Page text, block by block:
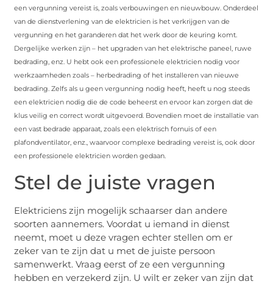
een vergunning vereist is, zoals verbouwingen en nieuwbouw. Onderdeel
van de dienstverlening van de elektricien is het verkrijgen van de
vergunning en het garanderen dat het werk door de keuring komt.
Dergelijke werken zijn – het upgraden van het elektrische paneel, ruwe
bedrading, enz. U hebt ook een professionele elektricien nodig voor
werkzaamheden zoals – herbedrading of het installeren van nieuwe
bedrading. Zelfs als u geen vergunning nodig heeft, heeft u nog steeds
een elektricien nodig die de code beheerst en ervoor kan zorgen dat de
klus veilig en correct wordt uitgevoerd. Bovendien moet de installatie van
een vast bedrade apparaat, zoals een elektrisch fornuis of een
plafondventilator, enz., waarvoor complexe bedrading vereist is, ook door
een professionele elektricien worden gedaan.
Stel de juiste vragen
Elektriciens zijn mogelijk schaarser dan andere
soorten aannemers. Voordat u iemand in dienst
neemt, moet u deze vragen echter stellen om er
zeker van te zijn dat u met de juiste persoon
samenwerkt. Vraag eerst of ze een vergunning
hebben en verzekerd zijn. U wilt er zeker van zijn dat